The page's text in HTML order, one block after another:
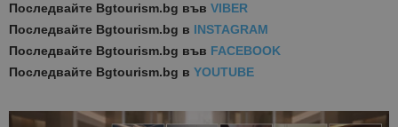
Последвайте Bgtourism.bg във VIBER
Последвайте Bgtourism.bg в INSTAGRAM
Последвайте Bgtourism.bg във FACEBOOK
Последвайте Bgtourism.bg в YOUTUBE